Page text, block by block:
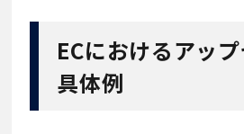
ECにおけるアッ
具体例